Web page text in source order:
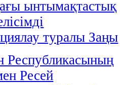
ынтымақтастық
туралы Заңы
Республикасының
Ресей